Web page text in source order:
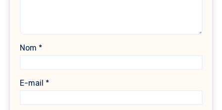
Nom *
E-mail *